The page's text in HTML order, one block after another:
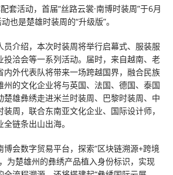
套活动，首届“丝路云裳·南博时装周”于6月
也是楚雄时装周的“升级版”。
员介绍，本次时装周将举行启幕式、服装服
投洽会等一系列活动。届时，来自越南、老
内外代表队将带来一场跨越国界，融合民族
州的文化企业将与英国、法国、德国、泰国
楚雄彝绣走进米兰时装周、巴黎时装周、中
周，联合东南亚文化企业、国际设计师，
链条出山出海。
博会数字贸易平台，探索“区块链溯源+跨境
为楚雄州的彝绣产品植入身份标识，实现